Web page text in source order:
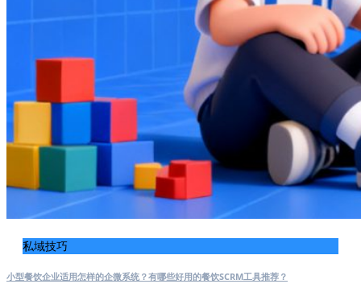
私域技巧
小型餐饮企业适用怎样的企微系统？有哪些好用的餐饮SCRM工具推荐？